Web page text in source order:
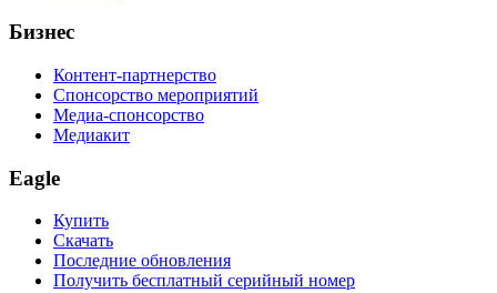
Бизнес
Контент-партнерство
Спонсорство мероприятий
Медиа-спонсорство
Медиакит
Eagle
Купить
Скачать
Последние обновления
Получить бесплатный серийный номер